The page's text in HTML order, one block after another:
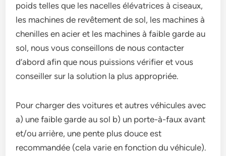
poids telles que les nacelles élévatrices à ciseaux,
les machines de revêtement de sol, les machines à
chenilles en acier et les machines à faible garde au
sol, nous vous conseillons de nous contacter
d’abord afin que nous puissions vérifier et vous
conseiller sur la solution la plus appropriée.
Pour charger des voitures et autres véhicules avec
a) une faible garde au sol b) un porte-à-faux avant
et/ou arrière, une pente plus douce est
recommandée (cela varie en fonction du véhicule).